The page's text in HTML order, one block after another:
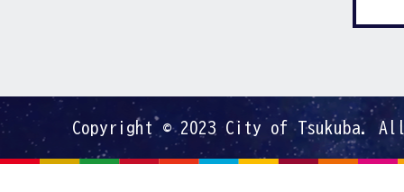
Copyright © 2023 City of Tsukuba.